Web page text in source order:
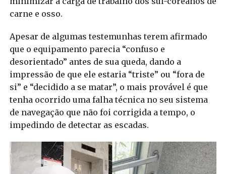
carne e osso.
Apesar de algumas testemunhas terem afirmado
que o equipamento parecia “confuso e
desorientado” antes de sua queda, dando a
impressão de que ele estaria “triste” ou “fora de
si” e “decidido a se matar”, o mais provável é que
tenha ocorrido uma falha técnica no seu sistema
de navegação que não foi corrigida a tempo, o
impedindo de detectar as escadas.